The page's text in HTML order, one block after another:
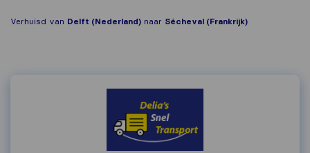
Verhuisd van Delft (Nederland) naar Sécheval (Frankrijk)